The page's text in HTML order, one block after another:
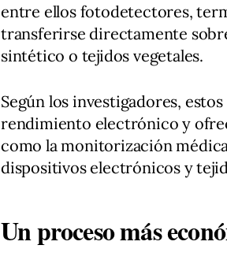
entre ellos fotodetectores,
transferirse directamente
sintético o tejidos vegetales.
Según los investigadores,
rendimiento electrónico y
como la monitorización
dispositivos electrónicos y
Un proceso más